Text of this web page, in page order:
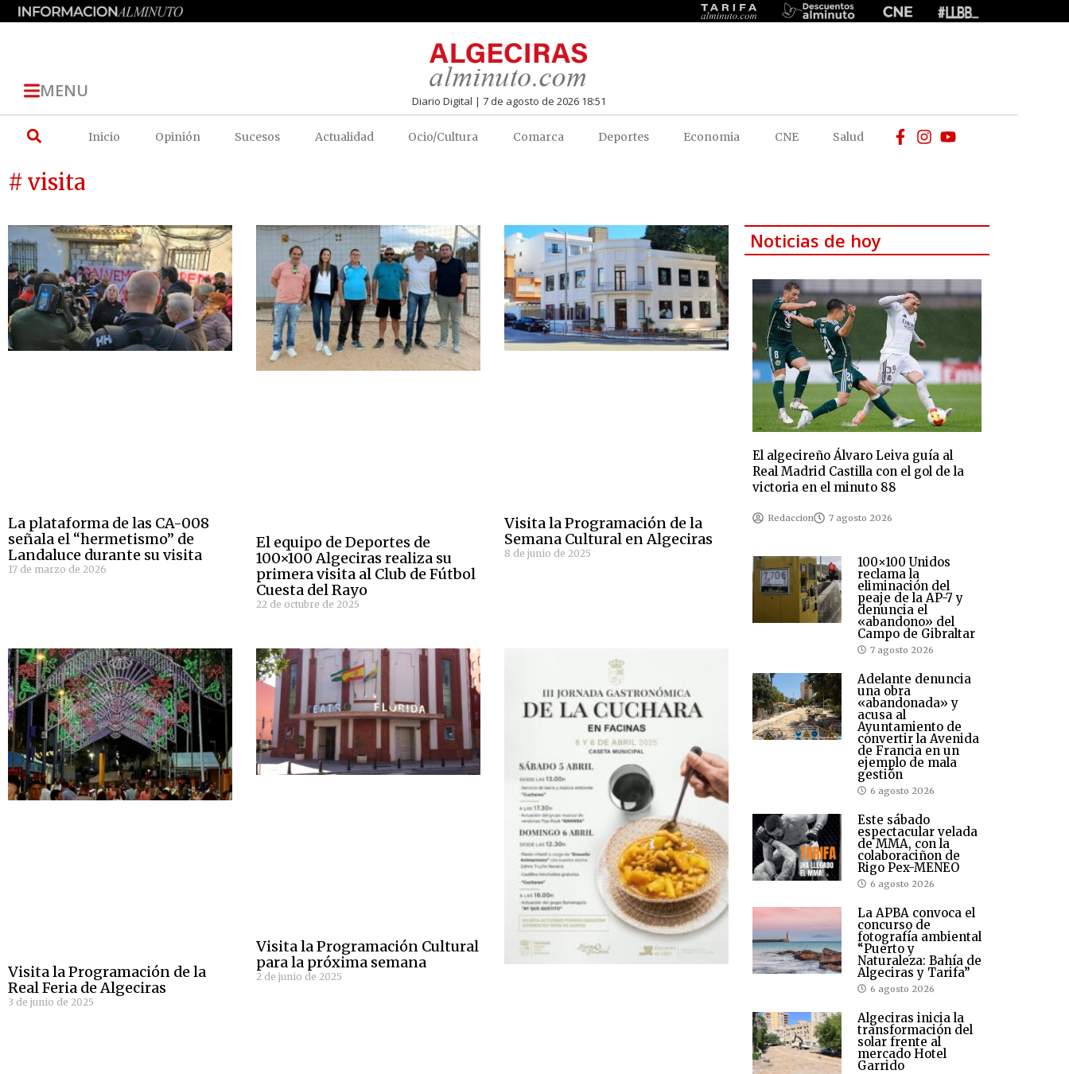
MENU Diario Digital | 7 de agosto de 2026 18:51
Inicio Opinión Sucesos Actualidad Ocio/Cultura Comarca Deportes Economia CNE Salud
# visita
La plataforma de las CA-008
señala el “hermetismo” de
Landaluce durante su visita
17 de marzo de 2026
El equipo de Deportes de
100×100 Algeciras realiza su
primera visita al Club de Fútbol
Cuesta del Rayo
22 de octubre de 2025
Visita la Programación de la
Semana Cultural en Algeciras
8 de junio de 2025
Visita la Programación de la
Real Feria de Algeciras
3 de junio de 2025
Visita la Programación Cultural
para la próxima semana
2 de junio de 2025
Noticias de hoy
El algecireño Álvaro Leiva guía al
Real Madrid Castilla con el gol de la
victoria en el minuto 88
Redaccion 7 agosto 2026
100×100 Unidos
reclama la
eliminación del
peaje de la AP-7 y
denuncia el
«abandono» del
Campo de Gibraltar
7 agosto 2026
Adelante denuncia
una obra
«abandonada» y
acusa al
Ayuntamiento de
convertir la Avenida
de Francia en un
ejemplo de mala
gestión
6 agosto 2026
Este sábado
espectacular velada
de MMA, con la
colaboraciñon de
Rigo Pex-MENEO
6 agosto 2026
La APBA convoca el
concurso de
fotografía ambiental
“Puerto y
Naturaleza: Bahía de
Algeciras y Tarifa”
6 agosto 2026
Algeciras inicia la
transformación del
solar frente al
mercado Hotel
Garrido